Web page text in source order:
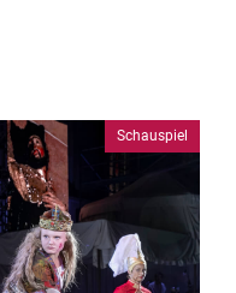
Schauspiel